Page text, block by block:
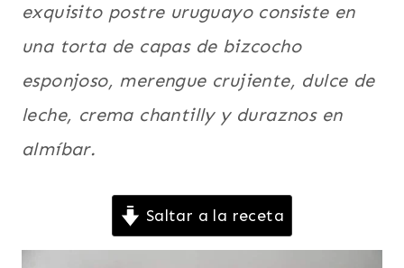
LATINO/HISPANO
PARA
|
POSTRES
RECETAS
LA
exquisito postre uruguayo consiste en
una torta de capas de bizcocho
esponjoso, merengue crujiente, dulce de
leche, crema chantilly y duraznos en
almíbar.
Saltar a la receta